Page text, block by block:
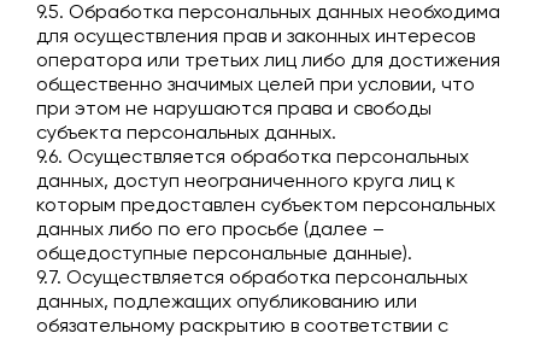
9.5. Обработка персональных данных необходима
для осуществления прав и законных интересов
оператора или третьих лиц либо для достижения
общественно значимых целей при условии, что
при этом не нарушаются права и свободы
субъекта персональных данных.
9.6. Осуществляется обработка персональных
данных, доступ неограниченного круга лиц к
которым предоставлен субъектом персональных
данных либо по его просьбе (далее –
общедоступные персональные данные).
9.7. Осуществляется обработка персональных
данных, подлежащих опубликованию или
обязательному раскрытию в соответствии с